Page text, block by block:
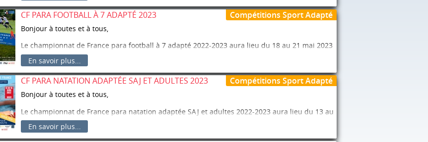
Vous trouverez le dossier téléchargeable dans l’onglet “Championnats de France”.
Attention, les inscriptions se font par voie électronique en téléchargeant le fichier via le lien
suivant :Fichier d’inscription
Pour information, vous pourrez consulter les start-lists et les résultats du championnat sur le
site suivant :Site CF para athlétisme adapté
La clôture des inscriptions est fixée au vendredi 14 avril 2023.
CF PARA FOOTBALL À 7 ADAPTÉ 2023 Compétitions Sport Adapté
Bonjour à toutes et à tous,
Le championnat de France para football à 7 adapté 2022-2023 aura lieu du 18 au 21 mai 2023
à Carquefou (44).
Vous trouverez le dossier téléchargeable dans l’onglet “Championnats de France”.
La clôture des inscriptions est fixée au jeudi 13 avril 2023.
En savoir plus...
CF PARA NATATION ADAPTÉE SAJ ET ADULTES 2023 Compétitions Sport Adapté
Bonjour à toutes et à tous,
Le championnat de France para natation adaptée SAJ et adultes 2022-2023 aura lieu du 13 au
16 avril 2023 à Bellerive-sur-Allier (03).
Vous trouverez le dossier téléchargeable dans l’onglet “Championnats de France”.
En savoir plus...